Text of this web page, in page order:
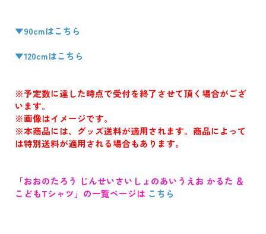
▼90cmはこちら
▼120cmはこちら
※予定数に達した時点で受付を終了させて頂く場合がござ
います。
※画像はイメージです。
※本商品には、グッズ送料が適用されます。商品によって
は特別送料が適用される場合もあります。
「おおのたろう じんせいさいしょのあいうえお かるた ＆
こどもTシャツ」の一覧ページは こちら